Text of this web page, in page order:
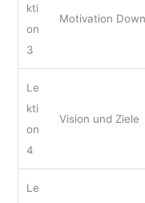
kti
on
3
Motivation
Le
kti
on
4
Vision und Ziele
Le